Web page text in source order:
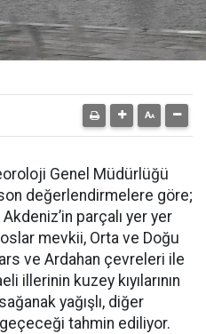
Genel Müdürlüğü
değerlendirmelere göre;
parçalı yer yer
mevkii, Orta ve Doğu
ve Ardahan çevreleri ile
illerinin kuzey kıyılarının
yağışlı, diğer
tahmin ediliyor.